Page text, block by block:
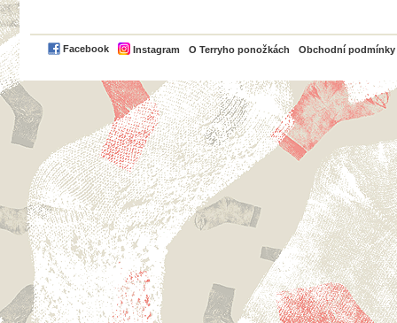
Facebook Instagram O Terryho ponožkách Obchodní podmínky
PayPal